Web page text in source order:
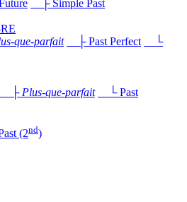
├ Simple Past
que-parfait ├ Past Perfect
└
├ Plus-que-parfait
└ Past
(2nd)